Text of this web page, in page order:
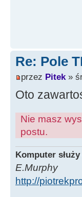
Re: Pole
przez Pitek »
Oto
Nie masz
postu.
Komputer
E.Murphy
http://